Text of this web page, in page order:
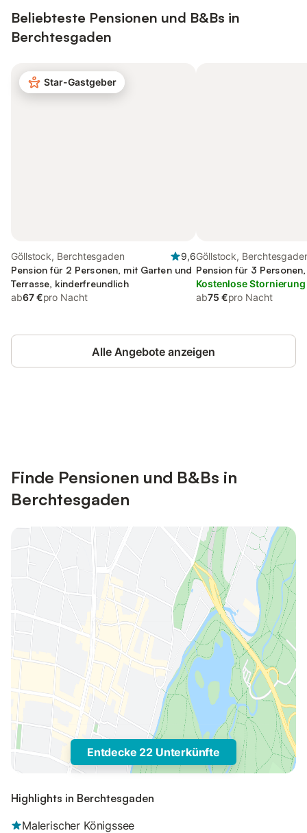
Beliebteste Pensionen und B&Bs in
Berchtesgaden
Star-Gastgeber
Göllstock, Berchtesgaden
9,6
Pension für 2 Personen, mit Garten und
Terrasse, kinderfreundlich
ab67 €pro Nacht
Göllstock,
Pension für 3
Kostenlose Stornierung
ab75 €pro Nacht
Alle Angebote anzeigen
Finde Pensionen und B&Bs in
Berchtesgaden
Entdecke 22 Unterkünfte
Highlights in Berchtesgaden
Malerischer Königssee